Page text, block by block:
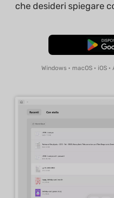
che desideri spiegare
Windows • macOS • iOS •